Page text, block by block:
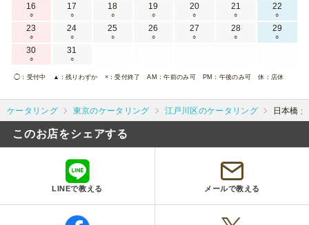
16
○
17
○
18
○
19
○
20
○
21
○
22
○
23
○
24
○
25
○
26
○
27
○
28
○
29
○
30
○
31
○
◯ ：受付中 ▲ ：残りわずか ×：受付終了 AM ：午前のみ可 PM ：午後のみ可 休 ：店休
ケータリング 東京のケータリング 江戸川区のケータリング 日本橋
このお店をシェアする
LINEで教える メールで教える